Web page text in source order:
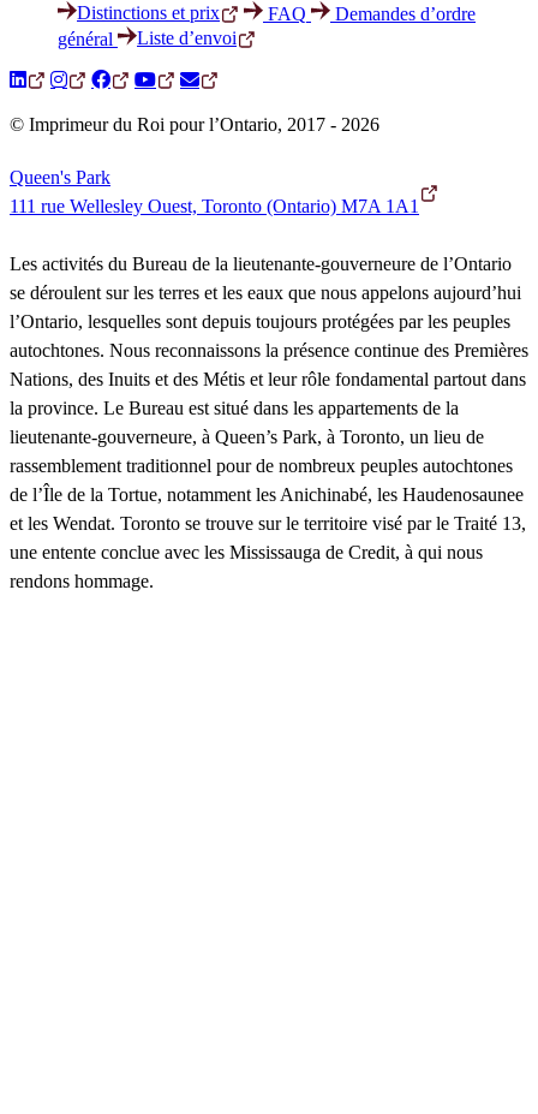
Distinctions et prix FAQ
Demandes d’ordre
général
Liste d’envoi
© Imprimeur du Roi pour l’Ontario, 2017 - 2026
Queen's Park
111 rue Wellesley Ouest, Toronto (Ontario) M7A 1A1
Les activités du Bureau de la lieutenante-gouverneure de l’Ontario
se déroulent sur les terres et les eaux que nous appelons aujourd’hui
l’Ontario, lesquelles sont depuis toujours protégées par les peuples
autochtones. Nous reconnaissons la présence continue des Premières
Nations, des Inuits et des Métis et leur rôle fondamental partout dans
la province. Le Bureau est situé dans les appartements de la
lieutenante-gouverneure, à Queen’s Park, à Toronto, un lieu de
rassemblement traditionnel pour de nombreux peuples autochtones
de l’Île de la Tortue, notamment les Anichinabé, les Haudenosaunee
et les Wendat. Toronto se trouve sur le territoire visé par le Traité 13,
une entente conclue avec les Mississauga de Credit, à qui nous
rendons hommage.